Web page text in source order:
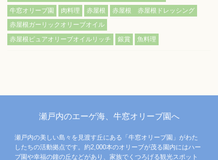
牛窓オリーブ園
肉料理 赤屋根
赤屋根 赤屋根ドレッシング
赤屋根ガーリックオリーブオイル
赤屋根ピュアオリーブオイルリッチ
銀賞 魚料理
瀬戸内のエーゲ海、牛窓オリーブ園へ
瀬戸内の美しい島々を見渡す丘にある「牛窓オリーブ園」がわた
したちの活動拠点です。約2,000本のオリーブが茂る園内にはハー
ブ園や幸福の鐘の丘などがあり、家族でくつろげる観光スポット